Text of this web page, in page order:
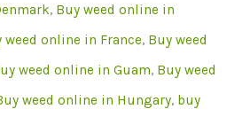
, Buy weed online in
weed online in France, Buy weed
weed online in Guam, Buy weed
weed online in Hungary, buy